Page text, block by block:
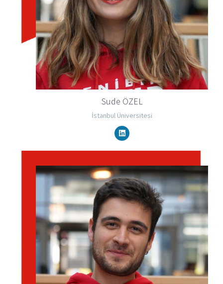
Sude ÖZEL
İstanbul Üniversitesi